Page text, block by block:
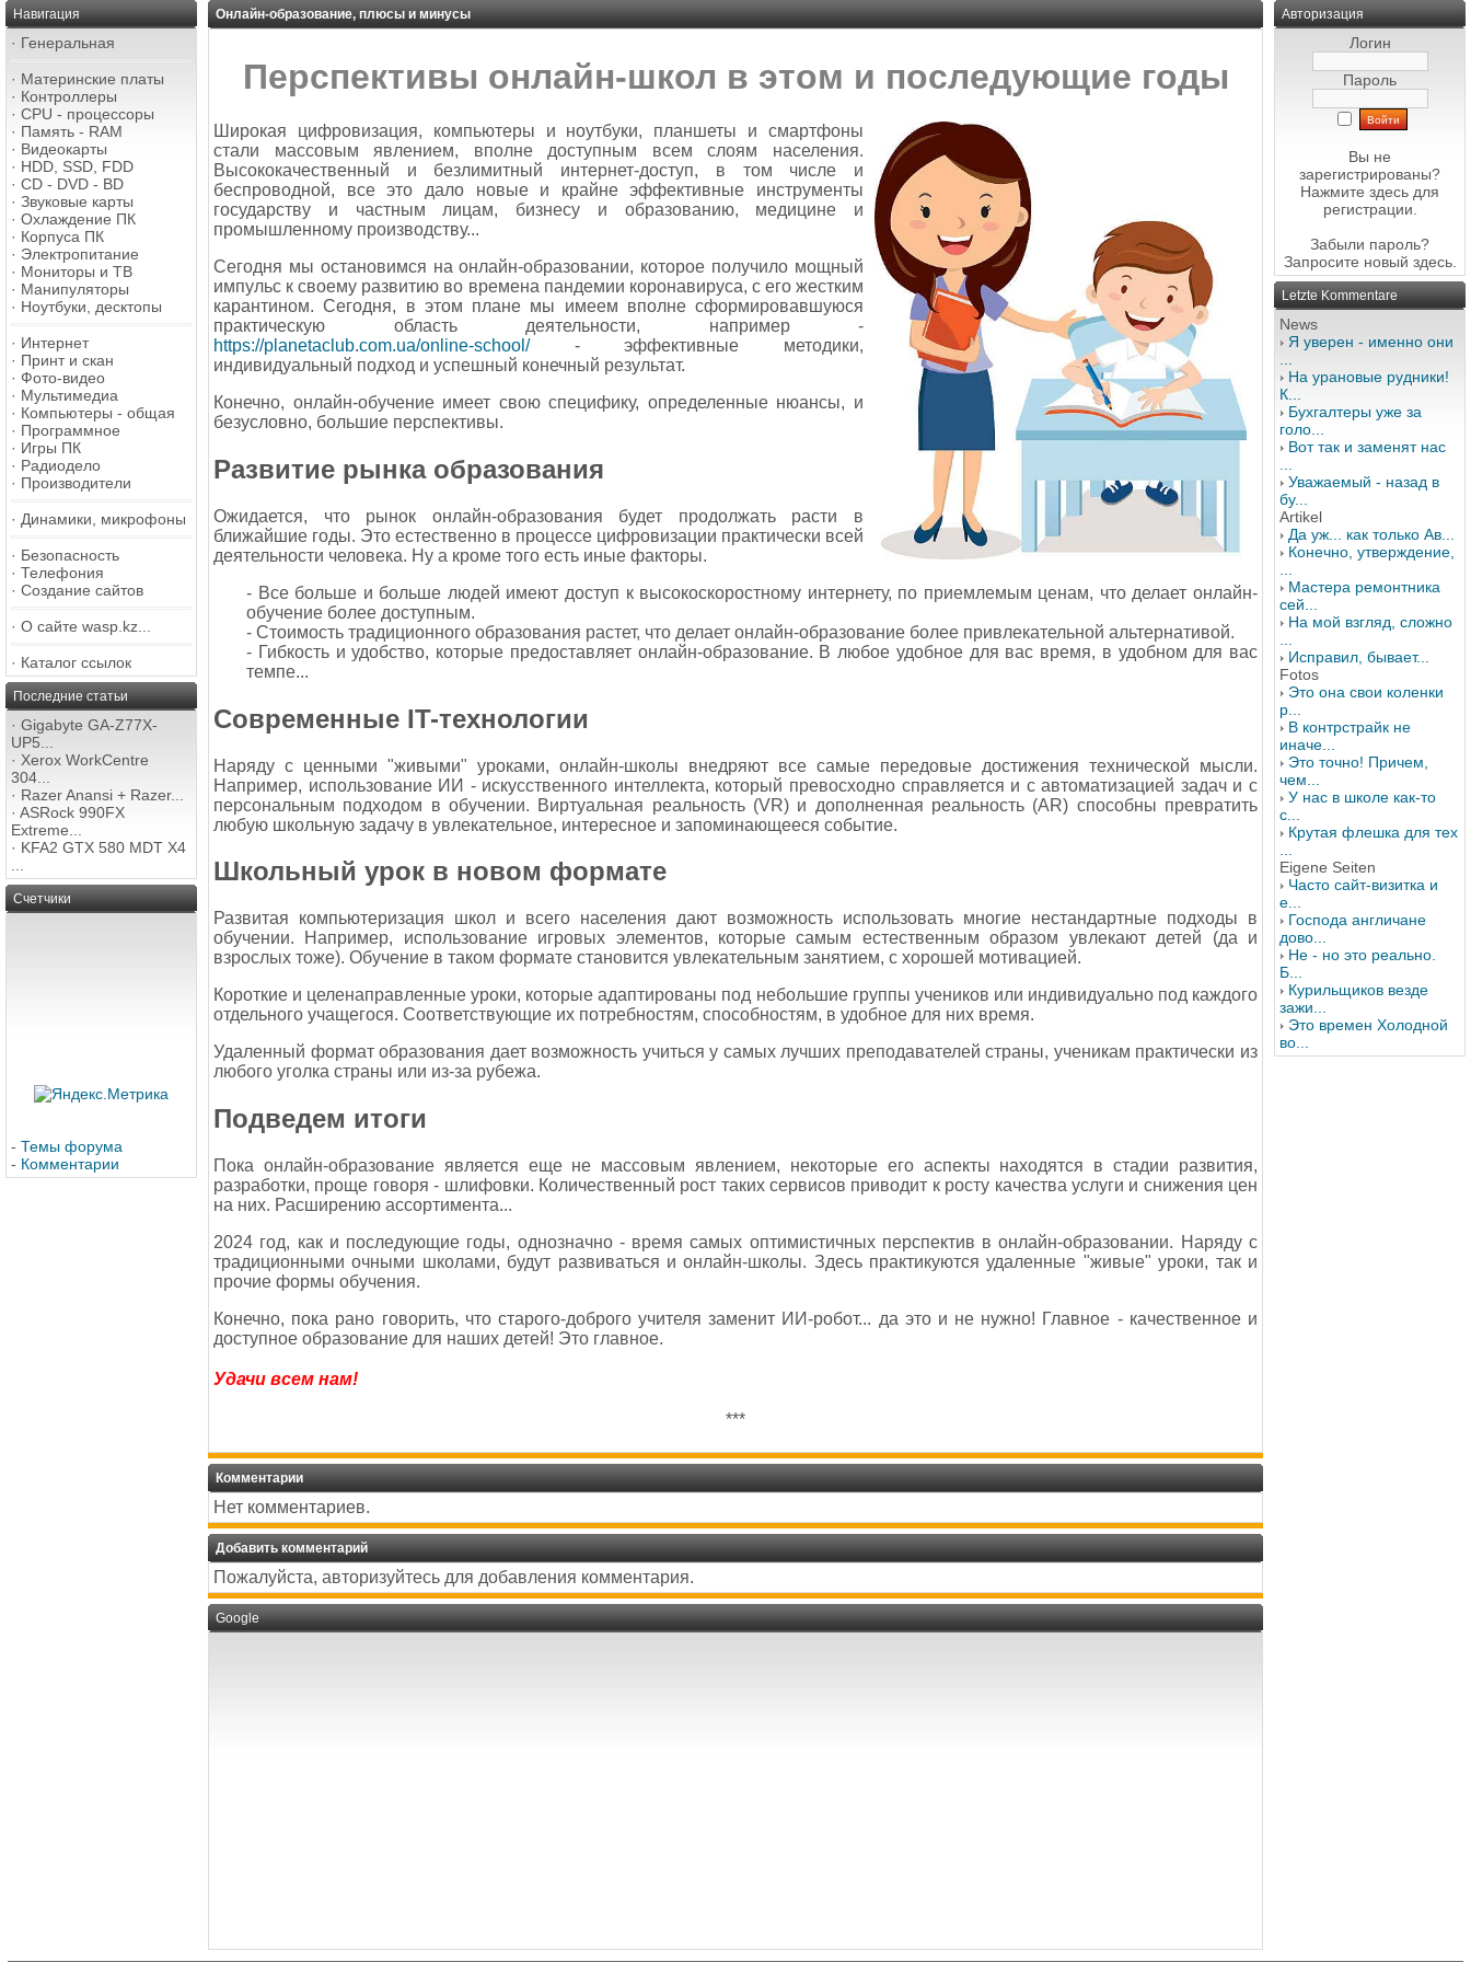
Навигация
· Генеральная
· Материнские платы
· Контроллеры
· CPU - процессоры
· Память - RAM
· Видеокарты
· HDD, SSD, FDD
· CD - DVD - BD
· Звуковые карты
· Охлаждение ПК
· Корпуса ПК
· Электропитание
· Мониторы и ТВ
· Манипуляторы
· Ноутбуки, десктопы
· Интернет
· Принт и скан
· Фото-видео
· Мультимедиа
· Компьютеры - общая
· Программное
· Игры ПК
· Радиодело
· Производители
· Динамики, микрофоны
· Безопасность
· Телефония
· Создание сайтов
· О сайте wasp.kz...
· Каталог ссылок
Последние статьи
· Gigabyte GA-Z77X-
UP5...
· Xerox WorkCentre
304...
· Razer Anansi + Razer...
· ASRock 990FX
Extreme...
· KFA2 GTX 580 MDT X4
Счетчики
- Темы форума
- Комментарии
Онлайн-образование, плюсы и минусы
Перспективы онлайн-школ в этом и последующие годы
Широкая цифровизация, компьютеры и ноутбуки, планшеты и смартфоны
стали массовым явлением, вполне доступным всем слоям населения.
Высококачественный и безлимитный интернет-доступ, в том числе и
беспроводной, все это дало новые и крайне эффективные инструменты
государству и частным лицам, бизнесу и образованию, медицине и
промышленному производству...
Сегодня мы остановимся на онлайн-образовании, которое получило мощный
импульс к своему развитию во времена пандемии коронавируса, с его жестким
карантином. Сегодня, в этом плане мы имеем вполне сформировавшуюся
практическую область деятельности, например -
https://planetaclub.com.ua/online-school/- эффективные методики,
индивидуальный подход и успешный конечный результат.
Конечно, онлайн-обучение имеет свою специфику, определенные нюансы, и
безусловно, большие перспективы.
Развитие рынка образования
Ожидается, что рынок онлайн-образования будет продолжать расти в
ближайшие годы. Это естественно в процессе цифровизации практически всей
деятельности человека. Ну а кроме того есть иные факторы.
- Все больше и больше людей имеют доступ к высокоскоростному интернету, по приемлемым ценам, что делает онлайн-
обучение более доступным.
- Стоимость традиционного образования растет, что делает онлайн-образование более привлекательной альтернативой.
- Гибкость и удобство, которые предоставляет онлайн-образование. В любое удобное для вас время, в удобном для вас
темпе...
Современные IT-технологии
Наряду с ценными "живыми" уроками, онлайн-школы внедряют все самые передовые достижения технической мысли.
Например, использование ИИ - искусственного интеллекта, который превосходно справляется и с автоматизацией задач и с
персональным подходом в обучении. Виртуальная реальность (VR) и дополненная реальность (AR) способны превратить
любую школьную задачу в увлекательное, интересное и запоминающееся событие.
Школьный урок в новом формате
Развитая компьютеризация школ и всего населения дают возможность использовать многие нестандартные подходы в
обучении. Например, использование игровых элементов, которые самым естественным образом увлекают детей (да и
взрослых тоже). Обучение в таком формате становится увлекательным занятием, с хорошей мотивацией.
Короткие и целенаправленные уроки, которые адаптированы под небольшие группы учеников или индивидуально под каждого
отдельного учащегося. Соответствующие их потребностям, способностям, в удобное для них время.
Удаленный формат образования дает возможность учиться у самых лучших преподавателей страны, ученикам практически из
любого уголка страны или из-за рубежа.
Подведем итоги
Пока онлайн-образование является еще не массовым явлением, некоторые его аспекты находятся в стадии развития,
разработки, проще говоря - шлифовки. Количественный рост таких сервисов приводит к росту качества услуги и снижения цен
на них. Расширению ассортимента...
2024 год, как и последующие годы, однозначно - время самых оптимистичных перспектив в онлайн-образовании. Наряду с
традиционными очными школами, будут развиваться и онлайн-школы. Здесь практикуются удаленные "живые" уроки, так и
прочие формы обучения.
Конечно, пока рано говорить, что старого-доброго учителя заменит ИИ-робот... да это и не нужно! Главное - качественное и
доступное образование для наших детей! Это главное.
Удачи всем нам!
***
Комментарии
Нет комментариев.
Добавить комментарий
Пожалуйста, авторизуйтесь для добавления комментария.
Google
Авторизация
Логин
Пароль
Вы не
зарегистрированы?
Нажмите здесь для
регистрации.
Забыли пароль?
Запросите новый здесь.
Letzte Kommentare
News
Я уверен - именно они
На урановые рудники!
К...
Бухгалтеры уже за
голо...
Вот так и заменят нас
Уважаемый - назад в
бу...
Artikel
Да уж... как только Ав...
Конечно, утверждение,
Мастера ремонтника
сей...
На мой взгляд, сложно
Исправил, бывает...
Fotos
Это она свои коленки
р...
В контрстрайк не
иначе...
Это точно! Причем,
чем...
У нас в школе как-то
с...
Крутая флешка для тех
Eigene Seiten
Часто сайт-визитка и
е...
Господа англичане
дово...
Не - но это реально.
Б...
Курильщиков везде
зажи...
Это времен Холодной
во...